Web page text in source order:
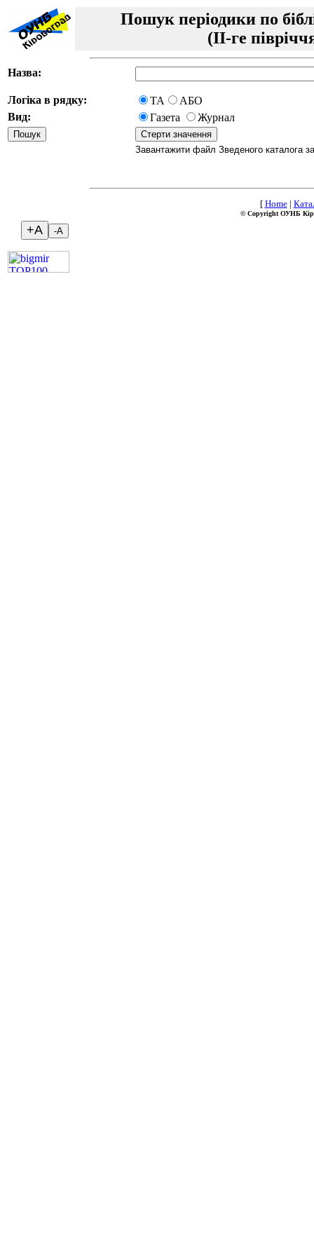
Пошук періодики по
(II-ге
Назва:
Логіка в рядку: ТА
АБО
Вид:
Газета Журнал
Завантажити файл Зведеного каталога за
[ Home|
© Copyright ОУНБ